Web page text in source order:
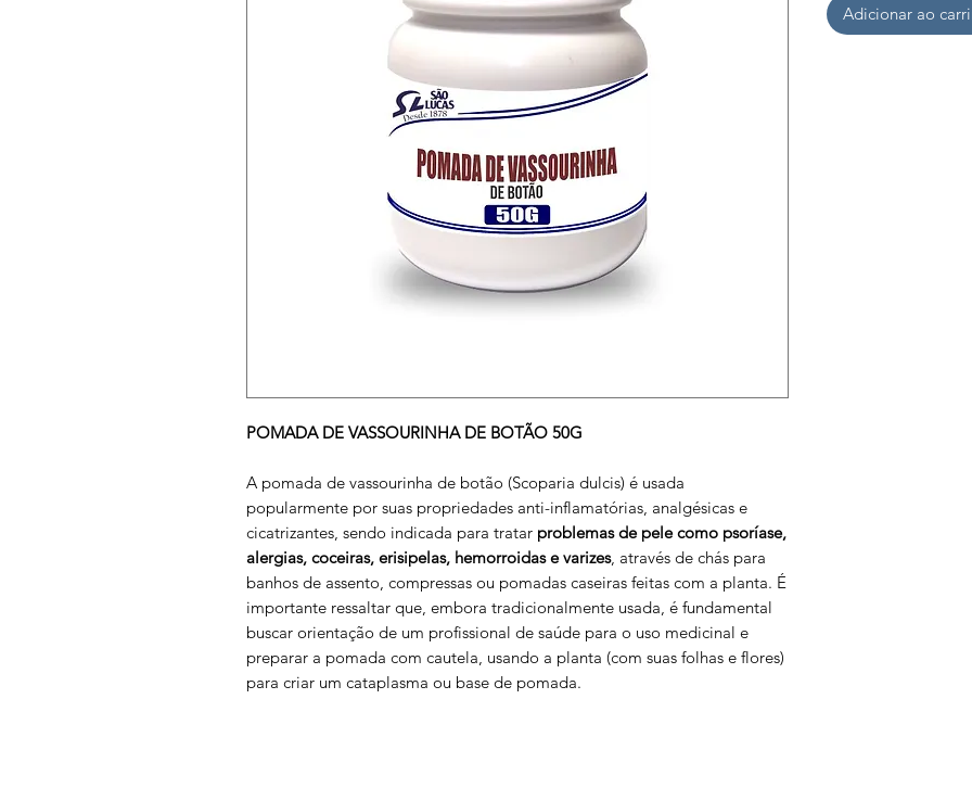
POMADA DE VASSOURINHA DE BOTÃO 50G
A pomada de vassourinha de botão (Scoparia dulcis) é usada
popularmente por suas propriedades anti-inflamatórias, analgésicas e
cicatrizantes, sendo indicada para tratar problemas de pele como psoríase,
alergias, coceiras, erisipelas, hemorroidas e varizes, através de chás para
banhos de assento, compressas ou pomadas caseiras feitas com a planta. É
importante ressaltar que, embora tradicionalmente usada, é fundamental
buscar orientação de um profissional de saúde para o uso medicinal e
preparar a pomada com cautela, usando a planta (com suas folhas e flores)
para criar um cataplasma ou base de pomada.
Adicionar ao